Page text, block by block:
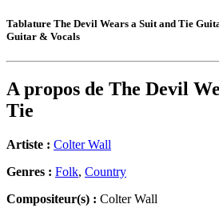
Tablature The Devil Wears a Suit and Tie
Guitar & Vocals
A propos de The Devil
Tie
Artiste : Colter Wall
Genres : Folk, Country
Compositeur(s) : Colter Wall